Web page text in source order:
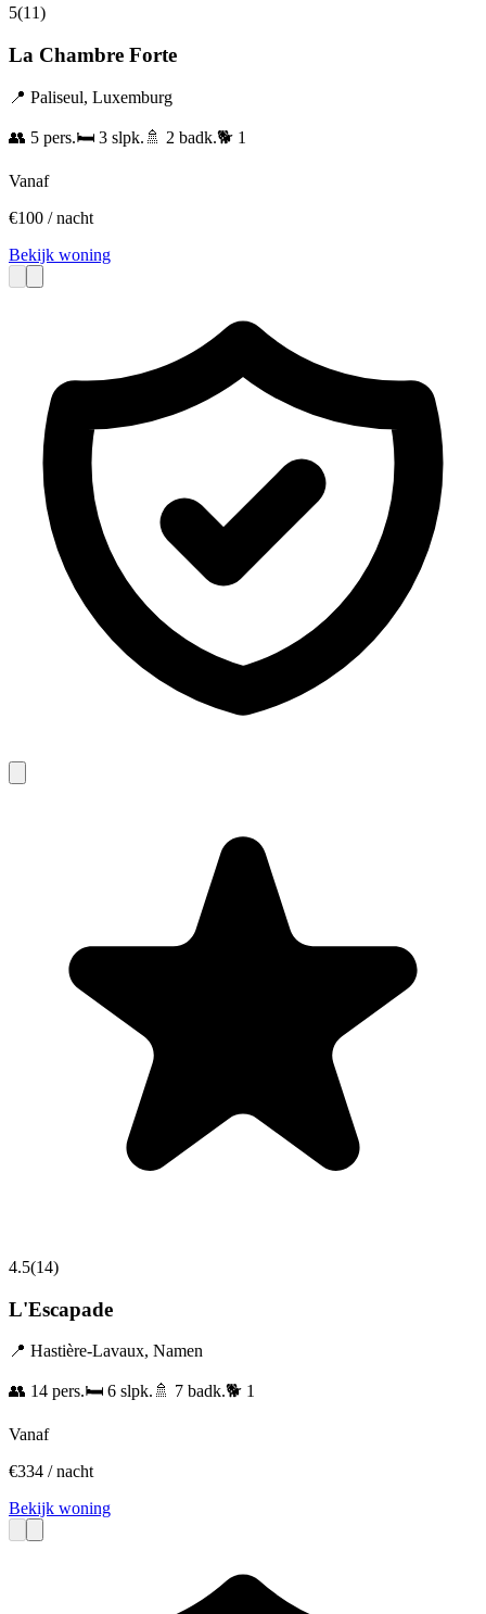
5(11)
La Chambre Forte
📍 Paliseul, Luxemburg
👥 5 pers.🛏️ 3 slpk. 🚿 2 badk.🐕 1
Vanaf
€100 / nacht
Bekijk woning
4.5(14)
L'Escapade
📍 Hastière-Lavaux, Namen
👥 14 pers.🛏️ 6 slpk. 🚿 7 badk.🐕 1
Vanaf
€334 / nacht
Bekijk woning